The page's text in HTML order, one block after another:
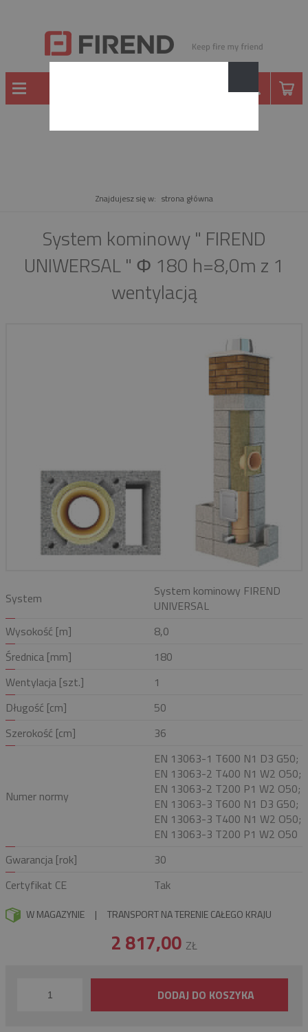
Znajdujesz się w: strona główna
System kominowy " FIREND
UNIWERSAL " Φ 180 h=8,0m z 1
wentylacją
System
System kominowy FIREND
UNIVERSAL
Wysokość [m]
8,0
Średnica [mm]
180
Wentylacja [szt.]
1
Długość [cm]
50
Szerokość [cm]
36
Numer normy
EN 13063-1 T600 N1 D3 G50;
EN 13063-2 T400 N1 W2 O50;
EN 13063-2 T200 P1 W2 O50;
EN 13063-3 T600 N1 D3 G50;
EN 13063-3 T400 N1 W2 O50;
EN 13063-3 T200 P1 W2 O50
Gwarancja [rok]
30
Certyfikat CE
Tak
W MAGAZYNIE | TRANSPORT NA TERENIE CAŁEGO KRAJU
2 817,00 ZŁ
DODAJ DO KOSZYKA